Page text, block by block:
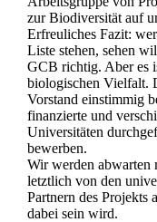
zur Biodiversität auf
Erfreuliches Fazit:
Liste stehen, sehen
GCB richtig. Aber es
biologischen Vielfalt.
Vorstand einstimmig
finanzierte und
Universitäten
bewerben.
Wir werden abwarten
letztlich von den
Partnern des Projekts
dabei sein wird.